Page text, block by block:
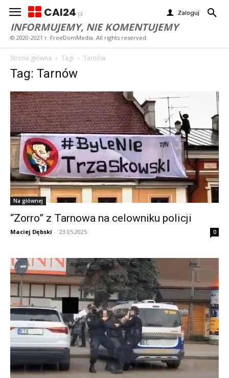
CAI24 pl Zaloguj
INFORMUJEMY, NIE KOMENTUJEMY
© 2020-2021 r. FreeDomMedia. All rights reserved.
Strona główna Tagi Tarnów
Tag: Tarnów
Na głównej
“Zorro” z Tarnowa na celowniku policji
Maciej Dębski - 23.05.2025 0